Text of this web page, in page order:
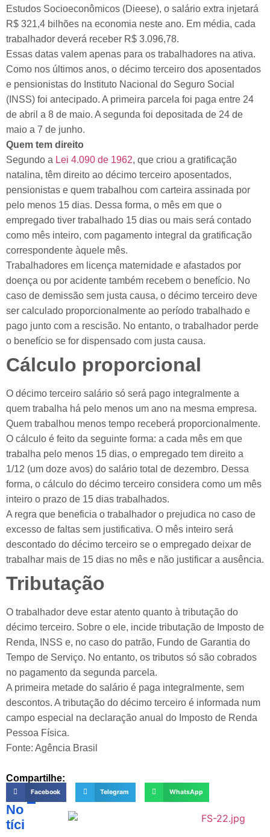
Estudos Socioeconômicos (Dieese), o salário extra injetará
R$ 321,4 bilhões na economia neste ano. Em média, cada
trabalhador deverá receber R$ 3.096,78.
Essas datas valem apenas para os trabalhadores na ativa.
Como nos últimos anos, o décimo terceiro dos aposentados
e pensionistas do Instituto Nacional do Seguro Social
(INSS) foi antecipado. A primeira parcela foi paga entre 24
de abril a 8 de maio. A segunda foi depositada de 24 de
maio a 7 de junho.
Quem tem direito
Segundo a Lei 4.090 de 1962, que criou a gratificação
natalina, têm direito ao décimo terceiro aposentados,
pensionistas e quem trabalhou com carteira assinada por
pelo menos 15 dias. Dessa forma, o mês em que o
empregado tiver trabalhado 15 dias ou mais será contado
como mês inteiro, com pagamento integral da gratificação
correspondente àquele mês.
Trabalhadores em licença maternidade e afastados por
doença ou por acidente também recebem o benefício. No
caso de demissão sem justa causa, o décimo terceiro deve
ser calculado proporcionalmente ao período trabalhado e
pago junto com a rescisão. No entanto, o trabalhador perde
o benefício se for dispensado com justa causa.
Cálculo proporcional
O décimo terceiro salário só será pago integralmente a
quem trabalha há pelo menos um ano na mesma empresa.
Quem trabalhou menos tempo receberá proporcionalmente.
O cálculo é feito da seguinte forma: a cada mês em que
trabalha pelo menos 15 dias, o empregado tem direito a
1/12 (um doze avos) do salário total de dezembro. Dessa
forma, o cálculo do décimo terceiro considera como um mês
inteiro o prazo de 15 dias trabalhados.
A regra que beneficia o trabalhador o prejudica no caso de
excesso de faltas sem justificativa. O mês inteiro será
descontado do décimo terceiro se o empregado deixar de
trabalhar mais de 15 dias no mês e não justificar a ausência.
Tributação
O trabalhador deve estar atento quanto à tributação do
décimo terceiro. Sobre o ele, incide tributação de Imposto de
Renda, INSS e, no caso do patrão, Fundo de Garantia do
Tempo de Serviço. No entanto, os tributos só são cobrados
no pagamento da segunda parcela.
A primeira metade do salário é paga integralmente, sem
descontos. A tributação do décimo terceiro é informada num
campo especial na declaração anual do Imposto de Renda
Pessoa Física.
Fonte: Agência Brasil
Compartilhe:
Facebook Telegram WhatsApp
No
tíci